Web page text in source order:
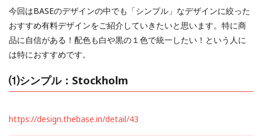
今回はBASEのデザインの中でも「シンプル」なデザインに絞った
おすすめ有料デザインをご紹介していきたいと思います。特に商
品に自信がある！配色も白や黒の１色で統一したい！という人に
は特におすすめです。
⑴シンプル：Stockholm
https://design.thebase.in/detail/43